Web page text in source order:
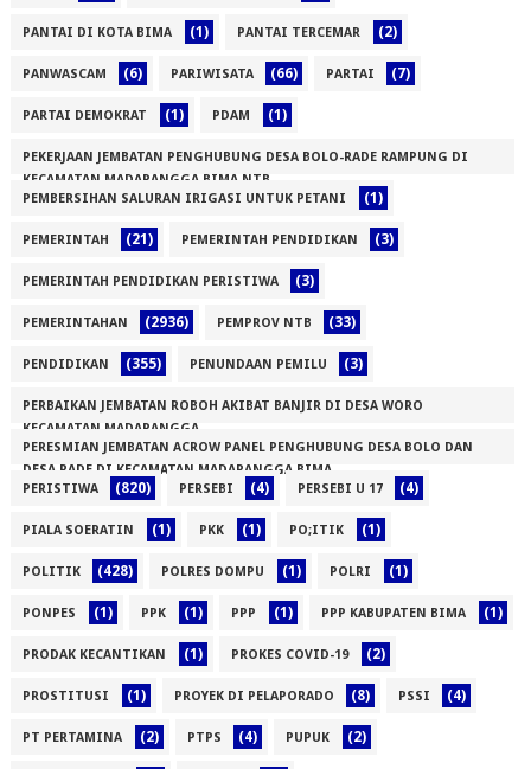
PANTAI DI KOTA BIMA (1) PANTAI TERCEMAR (2)
PANWASCAM (6) PARIWISATA (66) PARTAI (7)
PARTAI DEMOKRAT (1) PDAM (1)
PEKERJAAN JEMBATAN PENGHUBUNG DESA BOLO-RADE RAMPUNG DI
KECAMATAN MADAPANGGA BIMA NTB
(1)PEMBERSIHAN SALURAN IRIGASI UNTUK PETANI (1)
PEMERINTAH (21) PEMERINTAH PENDIDIKAN (3)
PEMERINTAH PENDIDIKAN PERISTIWA (3)
PEMERINTAHAN (2936) PEMPROV NTB (33)
PENDIDIKAN (355) PENUNDAAN PEMILU (3)
PERBAIKAN JEMBATAN ROBOH AKIBAT BANJIR DI DESA WORO
KECAMATAN MADAPANGGA
(1)PERESMIAN JEMBATAN ACROW PANEL PENGHUBUNG DESA BOLO DAN
DESA RADE DI KECAMATAN MADAPANGGA BIMA
(1)PERISTIWA (820) PERSEBI (4) PERSEBI U 17 (4)
PIALA SOERATIN (1) PKK (1) PO;ITIK (1)
POLITIK (428) POLRES DOMPU (1) POLRI (1)
PONPES (1) PPK (1) PPP (1) PPP KABUPATEN BIMA (1)
PRODAK KECANTIKAN (1) PROKES COVID-19 (2)
PROSTITUSI (1) PROYEK DI PELAPORADO (8) PSSI (4)
PT PERTAMINA (2) PTPS (4) PUPUK (2)